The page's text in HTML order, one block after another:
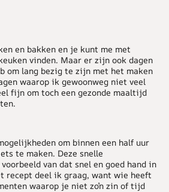
en bakken en je kunt me met
vinden. Maar er zijn ook dagen
om lang bezig te zijn met het maken
waarop ik gewoonweg niet veel
fijn om toch een gezonde maaltijd
om binnen een half uur
te maken. Deze snelle
van dat snel en goed hand in
recept deel ik graag, want wie heeft
waarop je niet zo’n zin of tijd